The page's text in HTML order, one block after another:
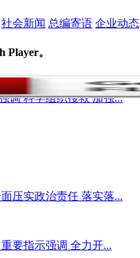
社会新闻 总编寄语 企业动态
Player。
调 科学组织搜救 加强...
压实政治责任 落实落...
要指示强调 全力开...